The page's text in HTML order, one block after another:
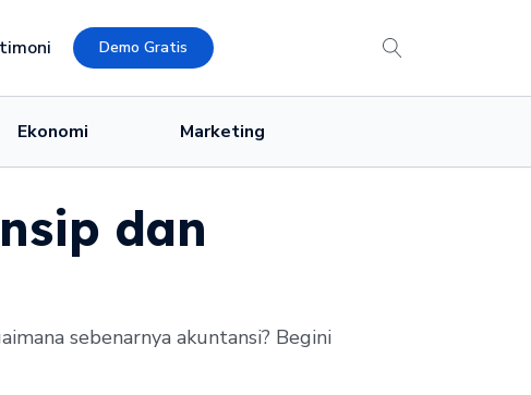
Demo Gratis
Ekonomi Marketing
dan
sebenarnya akuntansi? Begini